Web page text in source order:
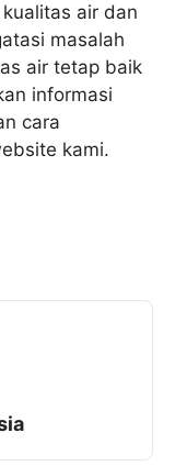
air dan
masalah
air tetap baik
informasi
cara
kami.